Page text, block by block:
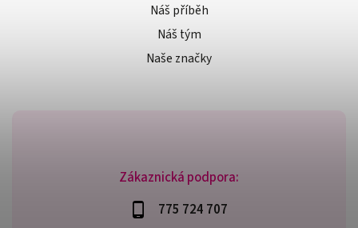
Zákaznická podpora:
775 724 707
Náš příběh
Náš tým
Naše značky